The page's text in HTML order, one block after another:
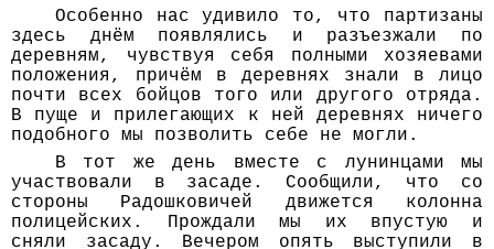
Особенно нас удивило то, что партизаны
здесь днём появлялись и разъезжали по
деревням, чувствуя себя полными хозяевами
положения, причём в деревнях знали в лицо
почти всех бойцов того или другого отряда.
В пуще и прилегающих к ней деревнях ничего
подобного мы позволить себе не могли.
В тот же день вместе с лунинцами мы
участвовали в засаде. Сообщили, что со
стороны Радошковичей движется колонна
полицейских. Прождали мы их впустую и
сняли засаду. Вечером опять выступили в